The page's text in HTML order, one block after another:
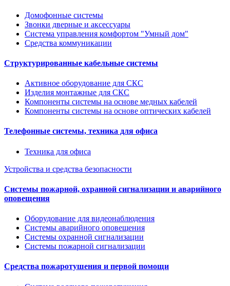
Домофонные системы
Звонки дверные и аксессуары
Система управления комфортом "Умный дом"
Средства коммуникации
Структурированные кабельные системы
Активное оборудование для СКС
Изделия монтажные для СКС
Компоненты системы на основе медных кабелей
Компоненты системы на основе оптических кабелей
Телефонные системы, техника для офиса
Техника для офиса
Устройства и средства безопасности
Системы пожарной, охранной сигнализации и аварийного
оповещения
Оборудование для видеонаблюдения
Системы аварийного оповещения
Системы охранной сигнализации
Системы пожарной сигнализации
Средства пожаротушения и первой помощи